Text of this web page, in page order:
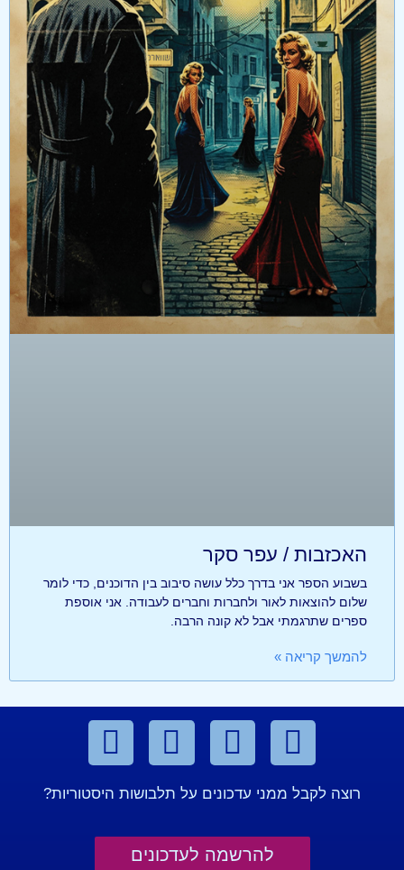
האכזבות / עפר סקר
בשבוע הספר אני בדרך כלל עושה סיבוב בין הדוכנים, כדי לומר
שלום להוצאות לאור ולחברות וחברים לעבודה. אני אוספת
ספרים שתרגמתי אבל לא קונה הרבה.
להמשך קריאה »
רוצה לקבל ממני עדכונים על תלבושות היסטוריות?
להרשמה לעדכונים